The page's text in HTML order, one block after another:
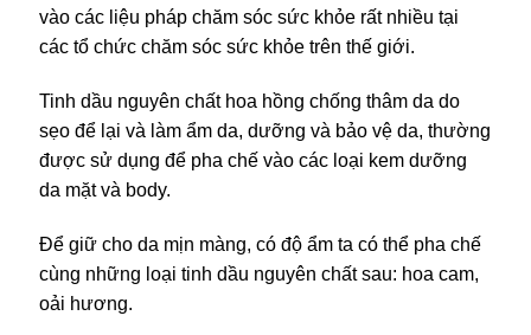
vào các liệu pháp chăm sóc sức khỏe rất nhiều tại
các tổ chức chăm sóc sức khỏe trên thế giới.
Tinh dầu nguyên chất hoa hồng chống thâm da do
sẹo để lại và làm ẩm da, dưỡng và bảo vệ da, thường
được sử dụng để pha chế vào các loại kem dưỡng
da mặt và body.
Để giữ cho da mịn màng, có độ ẩm ta có thể pha chế
cùng những loại tinh dầu nguyên chất sau: hoa cam,
oải hương.